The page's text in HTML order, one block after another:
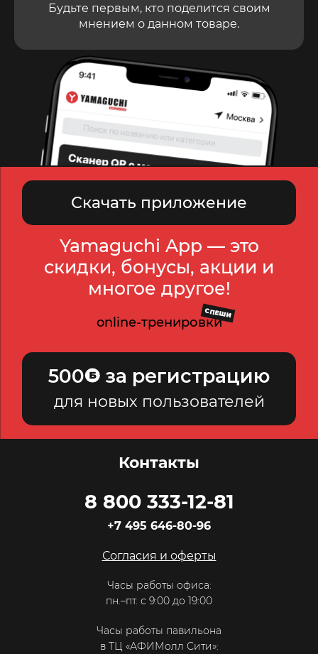
Будьте первым, кто поделится своим
мнением о данном товаре.
Скачать приложение
Yamaguchi App — это
скидки, бонусы, акции и
многое другое!
online-тренировки
СПЕШИ
500 за регистрацию
для новых пользователей
Контакты
8 800 333-12-81
+7 495 646-80-96
Согласия и оферты
Часы работы офиса:
пн.–пт. с 9:00 до 19:00
Часы работы павильона
в ТЦ «АФИМолл Сити»: